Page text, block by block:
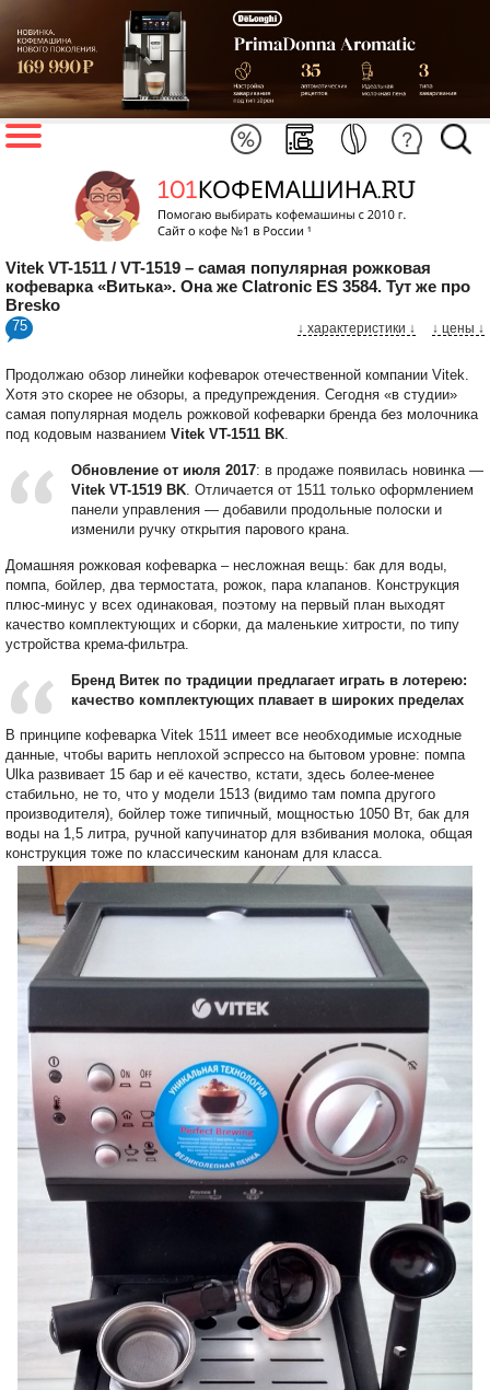
Vitek VT-1511 / VT-1519 – самая популярная рожковая
кофеварка «Витька». Она же Clatronic ES 3584. Тут же про
Bresko
75 ↓ цены ↓
↓ характеристики ↓
Продолжаю обзор линейки кофеварок отечественной компании Vitek.
Хотя это скорее не обзоры, а предупреждения. Сегодня «в студии»
самая популярная модель рожковой кофеварки бренда без молочника
под кодовым названием Vitek VT-1511 BK
Обновление от июля 2017: в продаже появилась новинка —
Vitek VT-1519 BK . Отличается от 1511 только оформлением
панели управления — добавили продольные полоски и
изменили ручку открытия парового крана.
Домашняя рожковая кофеварка – несложная вещь: бак для воды,
помпа, бойлер, два термостата, рожок, пара клапанов. Конструкция
плюс-минус у всех одинаковая, поэтому на первый план выходят
качество комплектующих и сборки, да маленькие хитрости, по типу
устройства крема-фильтра.
Бренд Витек по традиции предлагает играть в лотерею:
качество комплектующих плавает в широких пределах
В принципе кофеварка Vitek 1511 имеет все необходимые исходные
данные, чтобы варить неплохой эспрессо на бытовом уровне: помпа
Ulka развивает 15 бар и её качество, кстати, здесь более-менее
стабильно, не то, что у модели 1513 (видимо там помпа другого
производителя), бойлер тоже типичный, мощностью 1050 Вт, бак для
воды на 1,5 литра, ручной капучинатор для взбивания молока, общая
конструкция тоже по классическим канонам для класса.